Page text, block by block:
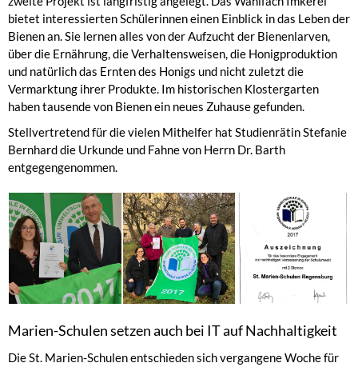
bietet interessierten Schülerinnen einen Einblick in das Leben der
Bienen an. Sie lernen alles von der Aufzucht der Bienenlarven,
über die Ernährung, die Verhaltensweisen, die Honigproduktion
und natürlich das Ernten des Honigs und nicht zuletzt die
Vermarktung ihrer Produkte. Im historischen Klostergarten
haben tausende von Bienen ein neues Zuhause gefunden.
Stellvertretend für die vielen Mithelfer hat Studienrätin Stefanie
Bernhard die Urkunde und Fahne von Herrn Dr. Barth
entgegengenommen.
Marien-Schulen setzen auch bei IT auf Nachhaltigkeit
Die St. Marien-Schulen entschieden sich vergangene Woche für